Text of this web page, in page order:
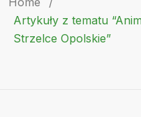
Artykuły z tematu
Strzelce Opolskie”